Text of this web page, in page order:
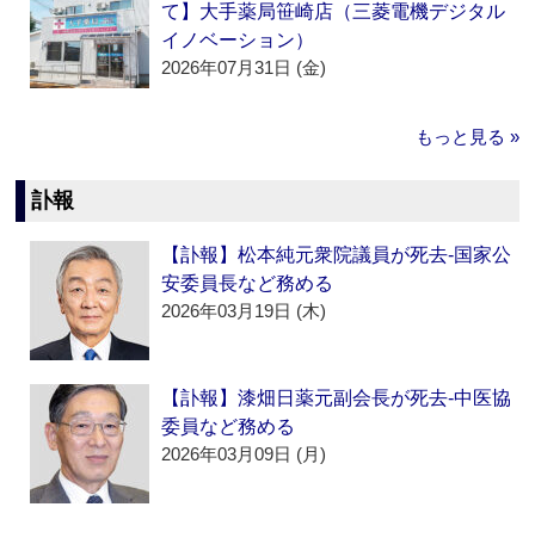
て】大手薬局笹崎店（三菱電機デジタル
イノベーション）
2026年07月31日 (金)
もっと見る »
訃報
【訃報】松本純元衆院議員が死去‐国家公
安委員長など務める
2026年03月19日 (木)
【訃報】漆畑日薬元副会長が死去‐中医協
委員など務める
2026年03月09日 (月)